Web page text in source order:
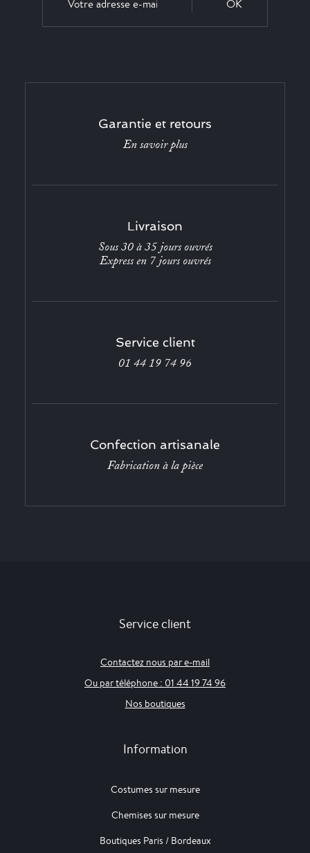
OK
Garantie et retours
En savoir plus
Livraison
Sous 30 à 35 jours ouvrés
Express en 7 jours ouvrés
Service client
01 44 19 74 96
Confection artisanale
Fabrication à la pièce
Service client
Contactez nous par e-mail
Ou par téléphone : 01 44 19 74 96
Nos boutiques
Information
Costumes sur mesure
Chemises sur mesure
Boutiques Paris / Bordeaux